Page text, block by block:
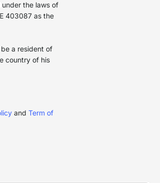
under the laws of
403087 as the
a resident of
country of his
and Term of